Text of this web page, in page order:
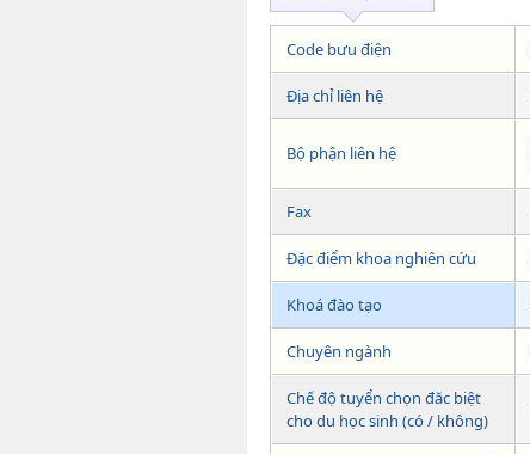
Code bưu điện
Địa chỉ liên hệ
Bộ phận liên hệ
Fax
Đặc điểm khoa nghiên cứu
Khoá đào tạo
Chuyên ngành
Chế độ tuyển chọn đăc biệt
cho du học sinh (có / không)